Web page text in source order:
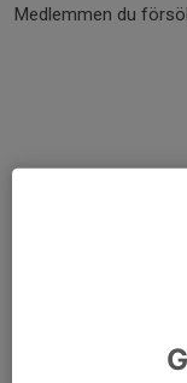
Medlemmen du